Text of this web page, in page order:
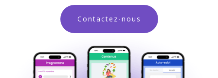
Contactez-nous